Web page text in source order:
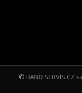
© BAND SERVIS CZ